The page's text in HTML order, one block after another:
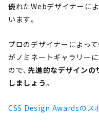
優れたWebデザイナーに
います。
プロのデザイナーによっ
がノミネートギャラリー
ので、先進的なデザインの
しましょう。
CSS Design Awardsのス